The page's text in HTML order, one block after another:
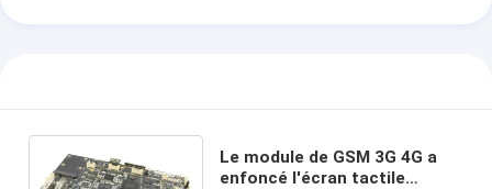
Le module de GSM 3G 4G a
enfoncé l'écran tactile